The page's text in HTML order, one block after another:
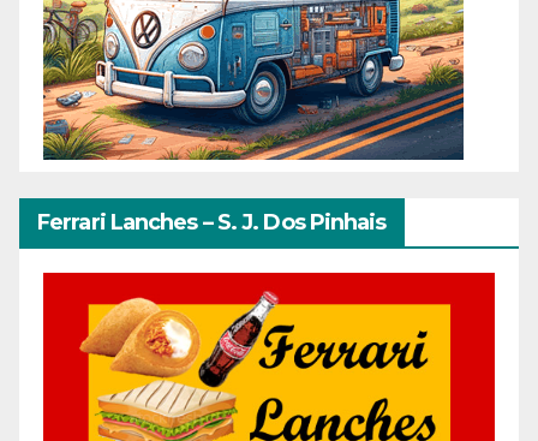
Ferrari Lanches – S. J. Dos Pinhais